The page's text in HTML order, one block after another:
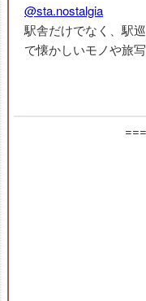
@sta.nostalgia
駅舎だけでなく、駅
で懐かしいモノや旅写